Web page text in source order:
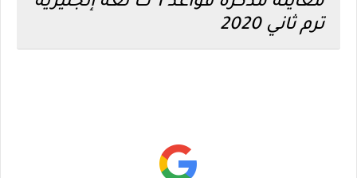
ترم ثاني 2020